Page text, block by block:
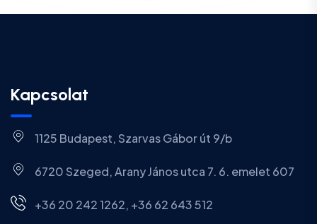
Kapcsolat
1125 Budapest, Szarvas Gábor út 9/b
6720 Szeged, Arany János utca 7. 6. emelet 607
+36 20 242 1262, +36 62 643 512